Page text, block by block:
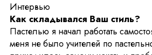
Интервью
Как складывался Ваш стиль?
Пастелью я начал работать
меня не было учителей по